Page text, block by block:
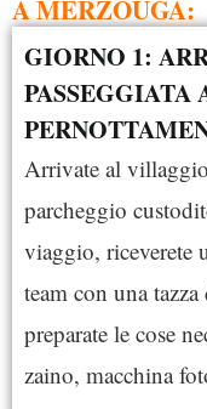
A MERZOUGA:
GIORNO 1:
Arrivate al
parcheggio
viaggio, riceverete
team con una
preparate le cose
zaino, macchina